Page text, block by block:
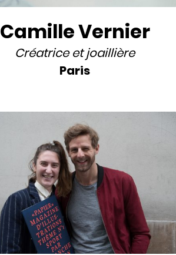
Camille Vernier
Créatriceetjoaillière
Paris